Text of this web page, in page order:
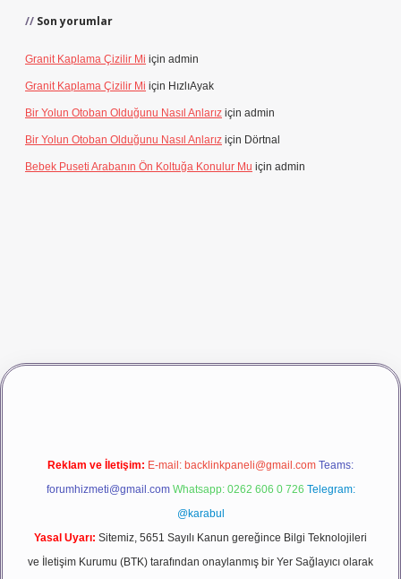
Son yorumlar
Granit Kaplama Çizilir Mi için admin
Granit Kaplama Çizilir Mi için HızlıAyak
Bir Yolun Otoban Olduğunu Nasıl Anlarız için admin
Bir Yolun Otoban Olduğunu Nasıl Anlarız için Dörtnal
Bebek Puseti Arabanın Ön Koltuğa Konulur Mu için admin
girişbetexper
Reklam ve İletişim: E-mail: backlinkpaneli@gmail.com Teams:
forumhizmeti@gmail.com Whatsapp: 0262 606 0 726 Telegram:
@karabul
Yasal Uyarı: Sitemiz, 5651 Sayılı Kanun gereğince Bilgi Teknolojileri
ve İletişim Kurumu (BTK) tarafından onaylanmış bir Yer Sağlayıcı olarak